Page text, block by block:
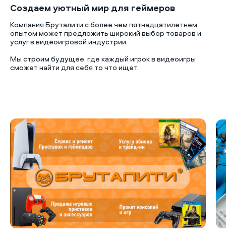
Создаем уютный мир для геймеров
Компания Бруталити с более чем пятнадцатилетнем
опытом может предложить широкий выбор товаров и
услуг в видеоигровой индустрии.
Мы строим будущее, где каждый игрок в видеоигры
сможет найти для себя то что ищет.